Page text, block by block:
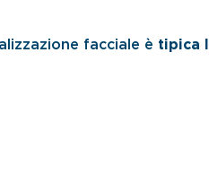
facciale è tipica